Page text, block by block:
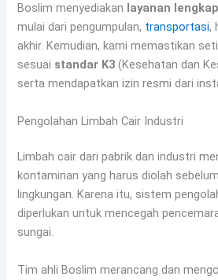
Boslim menyediakan layanan
mulai dari pengumpulan, transportasi,
akhir. Kemudian, kami memastikan
sesuai standar K3 (Kesehatan dan
serta mendapatkan izin resmi dari
Pengolahan Limbah Cair Industri
Limbah cair dari pabrik dan industri
kontaminan yang harus diolah
lingkungan. Karena itu, sistem
diperlukan untuk mencegah
sungai.
Tim ahli Boslim merancang dan